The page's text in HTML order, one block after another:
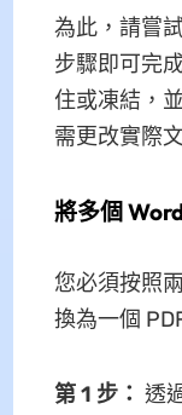
為此，請嘗
步驟即可完
住或凍結，
需更改實際
將多個
您必須按照
換為一個
第 1 步： 透